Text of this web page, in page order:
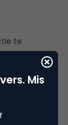
te
Mis